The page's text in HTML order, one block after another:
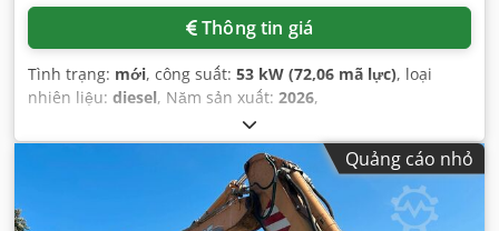
Thông tin giá
Tình trạng: mới, công suất: 53 kW (72,06 mã lực), loại
nhiên liệu: diesel, Năm sản xuất: 2026,
Quảng cáo nhỏ